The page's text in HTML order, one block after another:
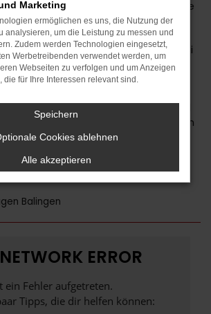
Daub finden Sie Opel für Ihre
und Umgebung. Wir sind ein
mit tiefer regionaler
1974 bieten wir Fahrzeuge an, wobei
darstellt. Kundinnen und
kennen und schätzen unseren
und durchweg individuelle
immer ein offenes Ohr für Sie und
Fahrzeuge natürlich auch nach
nähere Umgebung.
Balingen
ERROR
ein Fehler aufgetreten.
Tipps, die dir helfen können:
Marketing
ermöglichen es uns, die Nutzung der
analysieren, um die Leistung zu messen und
Zudem werden Technologien eingesetzt,
Werbetreibenden verwendet werden, um
Webseiten zu verfolgen und um Anzeigen
die für Ihre Interessen relevant sind.
Speichern
Cookies ablehnen
Alle akzeptieren